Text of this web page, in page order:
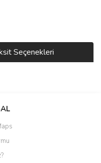
Seçenekleri
siz yapın!